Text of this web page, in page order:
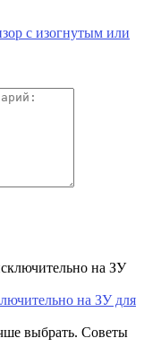
с изогнутым или
на ЗУ для